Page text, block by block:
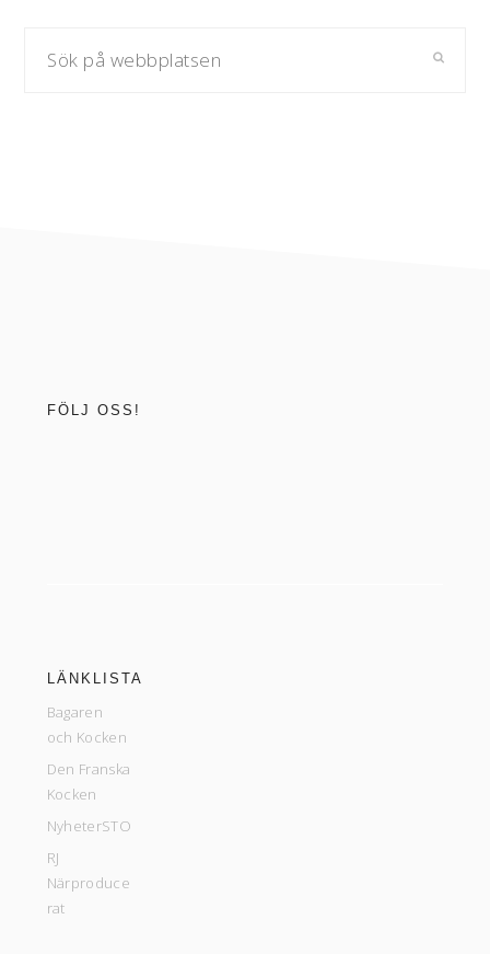
FÖLJ OSS!
LÄNKLISTA
Bagaren
och Kocken
Den Franska
Kocken
NyheterSTO
RJ
Närproduce
rat